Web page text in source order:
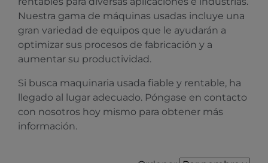
Nuestra gama de máquinas usadas incluye una
gran variedad de equipos que le ayudarán a
optimizar sus procesos de fabricación y a
aumentar su productividad.
Si busca maquinaria usada fiable y rentable, ha
llegado al lugar adecuado. Póngase en contacto
con nosotros hoy mismo para obtener más
información.